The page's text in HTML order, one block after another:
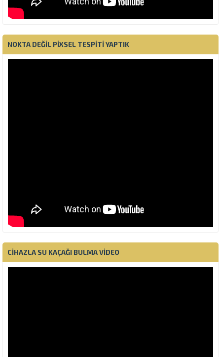
NOKTA DEĞIL PIXSEL TESPITI YAPTIK
CIHAZLA SU KAÇAĞI BULMA VIDEO